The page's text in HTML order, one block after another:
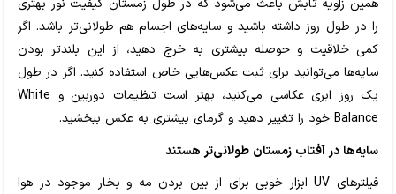
همین زاویه تابش باعث می‌شود که در طول زمستان کیفیت نور بهتری
را در طول روز داشته باشید و سایه‌های اجسام هم طولانی‌تر باشد. اگر
کمی خلاقیت و حوصله بیشتری به خرج دهید، از این بلندتر بودن
سایه‌ها می‌توانید برای ثبت عکس‌هایی خاص استفاده کنید. اگر در طول
یک روز ابری عکاسی می‌کنید، بهتر است تنظیمات دوربین و White
Balance خود را تغییر دهید و گرمای بیشتری به عکس ببخشید.
سایه‌ها در آفتاب زمستان طولانی‌تر هستند
فیلترهای UV ابزار خوبی برای از بین بردن مه و بخار موجود در هوا